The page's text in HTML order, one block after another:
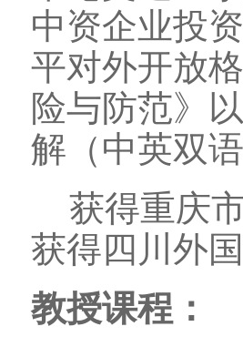
中资企业投
平对外开放
险与防范》
解（中英双
获得重庆
获得四川外
教授课程：